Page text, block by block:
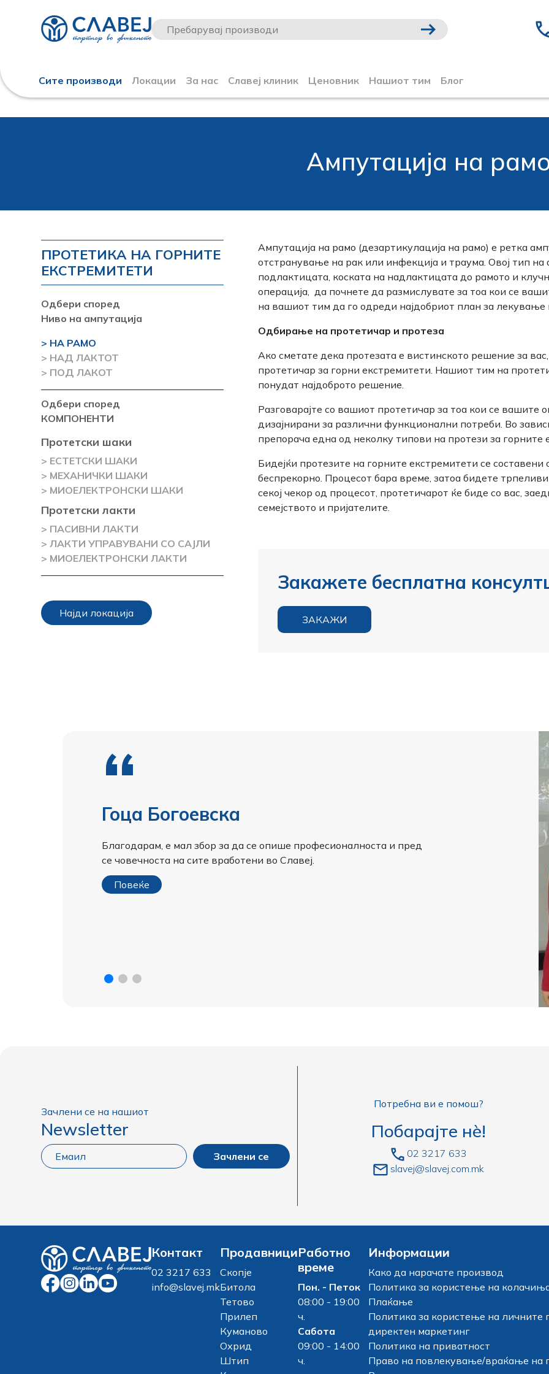
Сите производи Локации За нас Славеј клиник Ценовник Нашиот тим Блог
Ампутација на
ПРОТЕТИКА НА ГОРНИТЕ
ЕКСТРЕМИТЕТИ
Одбери според
Ниво на ампутација
> НА РАМО
> НАД ЛАКТОТ
> ПОД ЛАКОТ
Одбери според
КОМПОНЕНТИ
Протетски шаки
> ЕСТЕТСКИ ШАКИ
> МЕХАНИЧКИ ШАКИ
> МИОЕЛЕКТРОНСКИ ШАКИ
Протетски лакти
> ПАСИВНИ ЛАКТИ
> ЛАКТИ УПРАВУВАНИ СО САЈЛИ
> МИОЕЛЕКТРОНСКИ ЛАКТИ
Најди локација
Ампутација на рамо (дезартикулација на рамо) е ретка
отстранување на рак или инфекција и траума. Овој тип
подлактицата, коската на надлактицата до рамото и
операција, да почнете да размислувате за тоа кои се
на вашиот тим да го одреди најдобриот план за
Одбирање на протетичар и протеза
Ако сметате дека протезата е вистинското решение за
протетичар за горни екстремитети. Нашиот тим на
понудат најдоброто решение.
Разговарајте со вашиот протетичар за тоа кои се вашите
дизајнирани за различни функционални потреби. Во
препорача една од неколку типови на протези за горните
Бидејќи протезите на горните екстремитети се
беспрекорно. Процесот бара време, затоа бидете
секој чекор од процесот, протетичарот ќе биде со вас,
семејството и пријателите.
Закажете бесплатна
ЗАКАЖИ
“
Гоца Богоевска
Благодарам, е мал збор за да се опише професионалноста и пред
се човечноста на сите вработени во Славеј.
Повеќе
Зачлени се на нашиот
Newsletter
Зачлени се
Потребна ви е помош?
Побарајте нè!
02 3217 633
slavej@slavej.com.mk
Контакт
02 3217 633
info@slavej.mk
Продавници
Скопје
Битола
Тетово
Прилеп
Куманово
Охрид
Штип
Работно
време
Пон. - Петок
08:00 - 19:00
ч.
Сабота
09:00 - 14:00
ч.
Информации
Како да нарачате производ
Политика за користење на
Плаќање
Политика за користење на личните
директен маркетинг
Политика на приватност
Право на повлекување/враќање на